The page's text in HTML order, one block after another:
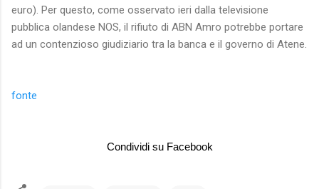
euro). Per questo, come osservato ieri dalla televisione
pubblica olandese NOS, il rifiuto di ABN Amro potrebbe portare
ad un contenzioso giudiziario tra la banca e il governo di Atene.
fonte
Condividi su Facebook